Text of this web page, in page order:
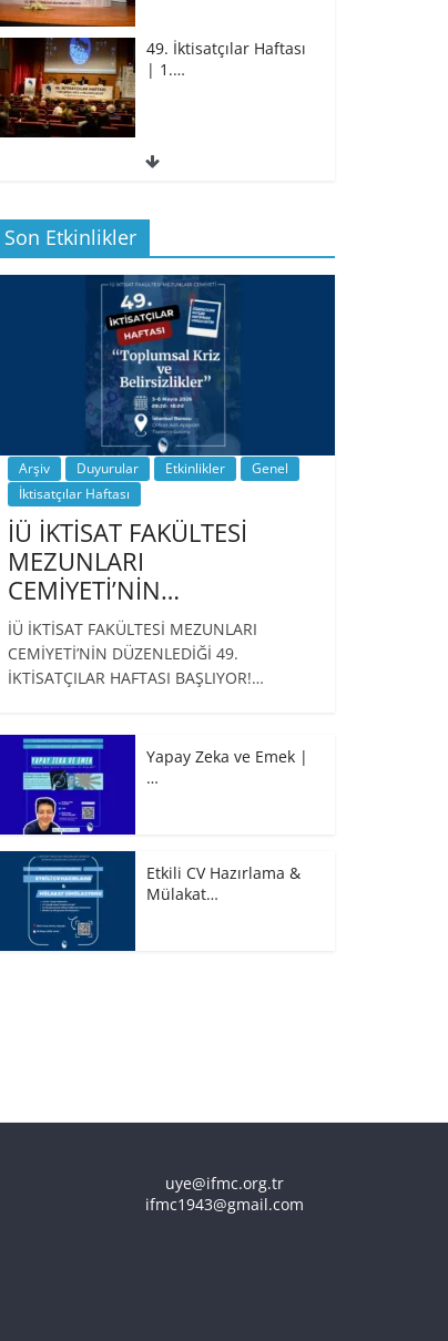
49. İktisatçılar Haftası
| 1.…
49. İktisatçılar Haftası
BİZ İKTİSATLILAR:
İÇİMİZDEN BİRİ PROF.…
Son Etkinlikler
Arşiv Duyurular Etkinlikler
Genel
İktisatçılar Haftası
İÜ İKTİSAT FAKÜLTESİ
MEZUNLARI
CEMİYETİ’NİN…
İÜ İKTİSAT FAKÜLTESİ MEZUNLARI
CEMİYETİ’NİN DÜZENLEDİĞİ 49.
İKTİSATÇILAR HAFTASI BAŞLIYOR!…
Yapay Zeka ve Emek |
…
Etkili CV Hazırlama &
Mülakat…
uye@ifmc.org.tr
ifmc1943@gmail.com